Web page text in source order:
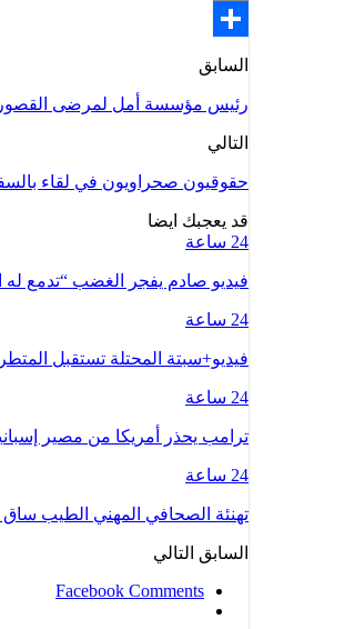
Email
Share
السابق
رئيس مؤسسة أمل لمرضى القصور
التالي
حقوقيون صحراويون في لقاء
قد يعجبك ايضا
24 ساعة
فيديو صادم يفجر الغضب “تدمع
24 ساعة
فيديو+سبتة المحتلة تستقبل
24 ساعة
ترامب يحذر أمريكا من مصير
24 ساعة
تهنئة الصحافي المهني الطيب
السابق التالي
Facebook Comments